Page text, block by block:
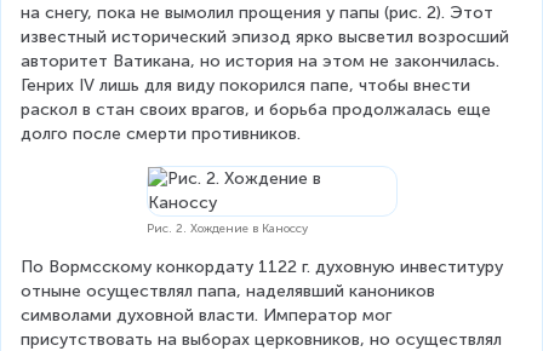
на снегу, пока не вымолил прощения у папы (рис. 2). Этот
известный исторический эпизод ярко высветил возросший
авторитет Ватикана, но история на этом не закончилась.
Генрих IV лишь для виду покорился папе, чтобы внести
раскол в стан своих врагов, и борьба продолжалась еще
долго после смерти противников.
Рис. 2. Хождение в Каноссу
По Вормсскому конкордату 1122 г. духовную инвеституру
отныне осуществлял папа, наделявший каноников
символами духовной власти. Император мог
присутствовать на выборах церковников, но осуществлял